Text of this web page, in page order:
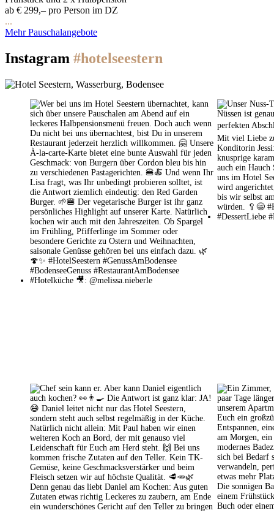
ab € 299,– pro Person im DZ
...
Mehr Pauschalangebote
Instagram #hotelseestern